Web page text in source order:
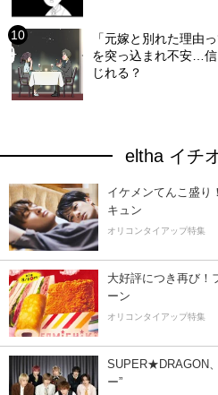
「元嫁と別れた理由
を突っ込まれ不安…
じれる？
eltha イチ
イケメンてんこ盛り
キュン
オリコンタイアップ特集
大好評につき再び！
ーン
オリコンタイアップ特集
SUPER★DRAGON
ー”